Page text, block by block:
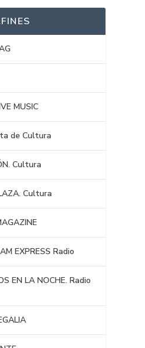
MUSIC
de Cultura
Cultura
Cultura
EXPRESS Radio
EN LA NOCHE. Radio